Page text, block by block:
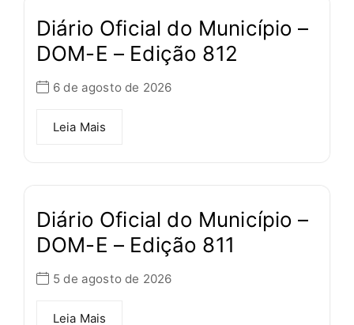
Diário Oficial do Município –
DOM-E – Edição 812
6 de agosto de 2026
Leia Mais
Diário Oficial do Município –
DOM-E – Edição 811
5 de agosto de 2026
Leia Mais